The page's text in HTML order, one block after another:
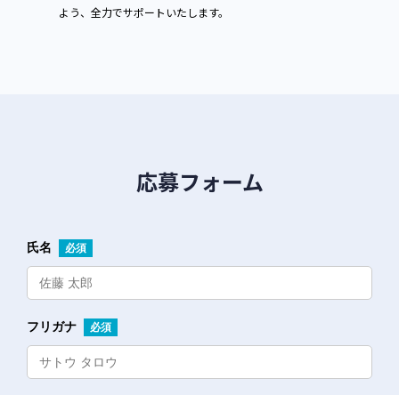
よう、全力でサポートいたします。
応募フォーム
氏名 必須
フリガナ 必須
の範囲を超えて取り扱われているという理由，
当該個人情報の利用停止等を行います。
決定をしたときは，遅滞なく，これをユーザー
に通知します。
4. 前2項にかかわらず，利用停止等に多額の費
用を有する場合その他利用停止等を行うことが
護するために必要なこれに代わるべき措置をと
れる場合は，この代替策を講じるものとしま